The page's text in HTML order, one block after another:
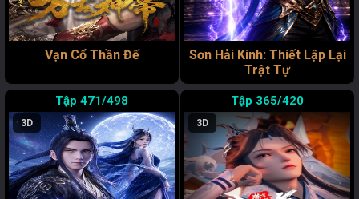
Vạn Cổ Thần Đế
Sơn Hải Kinh: Thiết Lập Lại
Trật Tự
471/498
3D
365/420
3D